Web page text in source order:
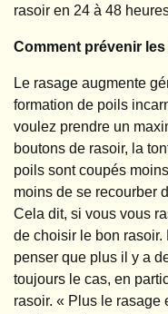
rasoir en 24 à 48
Comment prévenir
Le rasage augmente
formation de poils
voulez prendre un
boutons de rasoir, la
poils sont coupés
moins de se recourber
Cela dit, si vous vous
de choisir le bon
penser que plus il y a
toujours le cas, en
rasoir. « Plus le rasage